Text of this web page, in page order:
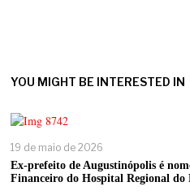
YOU MIGHT BE INTERESTED IN
19 de maio de 2026
Ex-prefeito de Augustinópolis é
Financeiro do Hospital Regional do